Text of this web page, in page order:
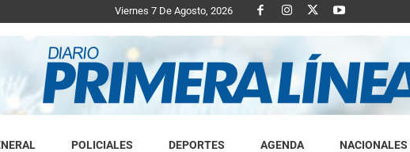
Viernes 7 De Agosto, 2026
POLICIALES DEPORTES AGENDA NACIONALES